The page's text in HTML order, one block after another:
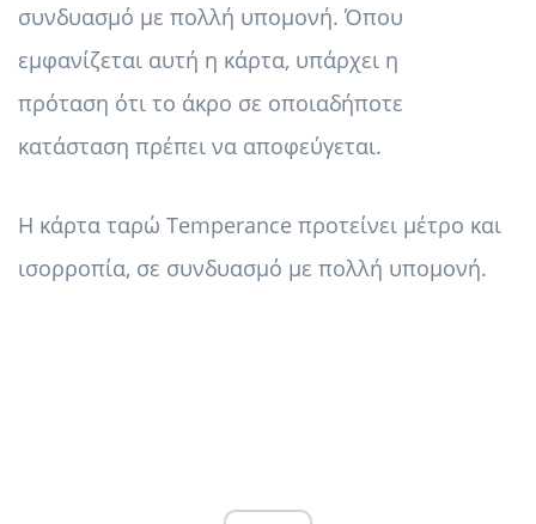
συνδυασμό με πολλή υπομονή. Όπου
εμφανίζεται αυτή η κάρτα, υπάρχει η
πρόταση ότι το άκρο σε οποιαδήποτε
κατάσταση πρέπει να αποφεύγεται.
Η κάρτα ταρώ Temperance προτείνει μέτρο και
ισορροπία, σε συνδυασμό με πολλή υπομονή.